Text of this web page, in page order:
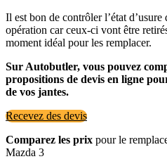
Il est bon de contrôler l’état d’usure
opération car ceux-ci vont être
moment idéal pour les remplacer.
Sur Autobutler, vous pouvez
propositions de devis en ligne
de vos jantes.
Recevez des devis
Comparez les prix pour le
Mazda 3